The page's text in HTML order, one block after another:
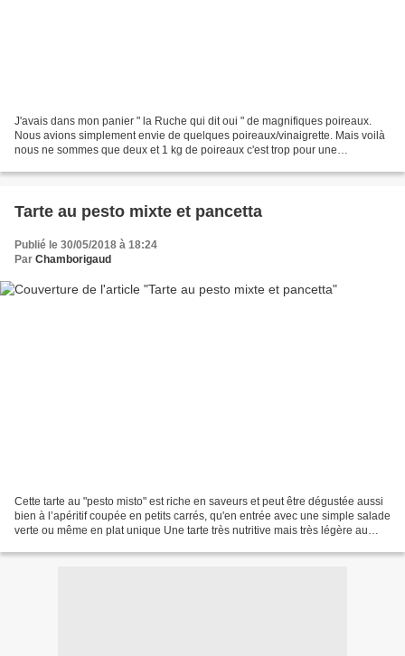
J'avais dans mon panier " la Ruche qui dit oui " de magnifiques poireaux.
Nous avions simplement envie de quelques poireaux/vinaigrette. Mais voilà
nous ne sommes que deux et 1 kg de poireaux c'est trop pour une
Tarte au pesto mixte et pancetta
Publié le 30/05/2018 à 18:24
Par Chamborigaud
Cette tarte au "pesto misto" est riche en saveurs et peut être dégustée aussi
bien à l’apéritif coupée en petits carrés, qu'en entrée avec une simple salade
verte ou même en plat unique Une tarte très nutritive mais très légère au